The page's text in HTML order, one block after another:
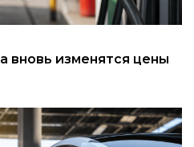
вновь изменятся цены